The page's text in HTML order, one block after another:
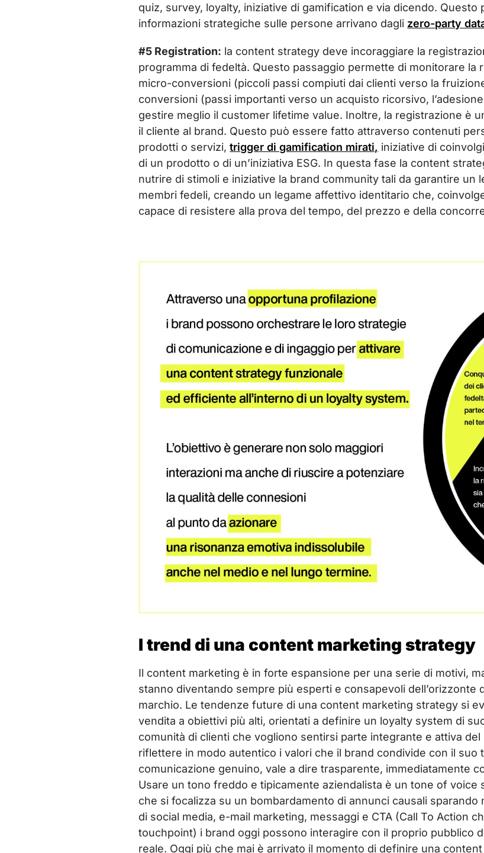
quiz, survey, loyalty, iniziative di gamification e via dicendo.
informazioni strategiche sulle persone arrivano dagli zero-party
#5 Registration: la content strategy deve incoraggiare la
programma di fedeltà. Questo passaggio permette di monitorare
micro-conversioni (piccoli passi compiuti dai clienti verso la
conversioni (passi importanti verso un acquisto ricorsivo,
gestire meglio il customer lifetime value. Inoltre, la registrazione è
il cliente al brand. Questo può essere fatto attraverso contenuti
prodotti o servizi,trigger di gamification mirati, iniziative di
di un prodotto o di un’iniziativa ESG. In questa fase la content
nutrire di stimoli e iniziative la brand community tali da garantire
membri fedeli, creando un legame affettivo identitario che,
capace di resistere alla prova del tempo, del prezzo e della
I trend di una content marketing strategy
Il content marketing è in forte espansione per una serie di motivi,
stanno diventando sempre più esperti e consapevoli
marchio. Le tendenze future di una content marketing strategy si
vendita a obiettivi più alti, orientati a definire un loyalty system di
comunità di clienti che vogliono sentirsi parte integrante e attiva
riflettere in modo autentico i valori che il brand condivide con il
comunicazione genuino, vale a dire trasparente, immediatamente
Usare un tono freddo e tipicamente aziendalista è un tone of
che si focalizza su un bombardamento di annunci causali
di social media, e-mail marketing, messaggi e CTA (Call To Action
touchpoint) i brand oggi possono interagire con il proprio pubblico
reale. Oggi più che mai è arrivato il momento di definire una